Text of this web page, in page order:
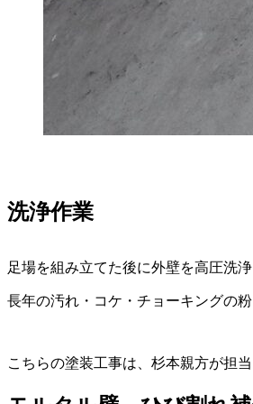
洗浄作業
足場を組み立てた後に外壁を高圧洗浄
長年の汚れ・コケ・チョーキングの
こちらの塗装工事は、杉本親方が担当